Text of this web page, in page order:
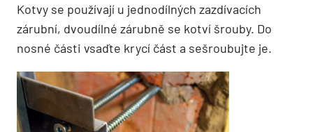
Kotvy se používají u jednodílných zazdívacích
zárubní, dvoudílné zárubně se kotví šrouby. Do
nosné části vsaďte krycí část a sešroubujte je.